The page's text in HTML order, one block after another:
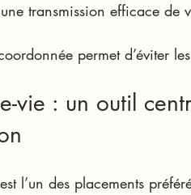
transmission efficace de
permet d’éviter
vie : un outil
l’un des placements